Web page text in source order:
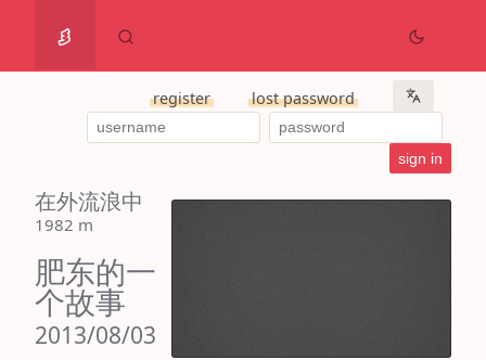
register lost password
在外流浪中
1982 m
肥东的一
个故事
2013/08/03